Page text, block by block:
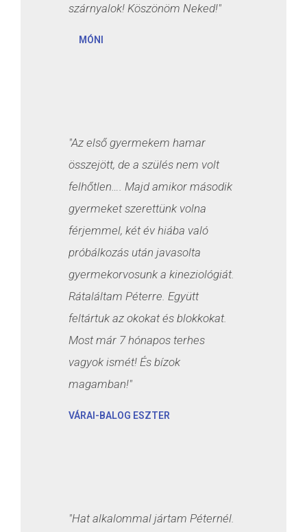
szárnyalok! Köszönöm Neked!"
MÓNI
"Az első gyermekem hamar
összejött, de a szülés nem volt
felhőtlen…. Majd amikor második
gyermeket szerettünk volna
férjemmel, két év hiába való
próbálkozás után javasolta
gyermekorvosunk a kineziológiát.
Rátaláltam Péterre. Együtt
feltártuk az okokat és blokkokat.
Most már 7 hónapos terhes
vagyok ismét! És bízok
magamban!"
VÁRAI-BALOG ESZTER
"Hat alkalommal jártam Péternél.